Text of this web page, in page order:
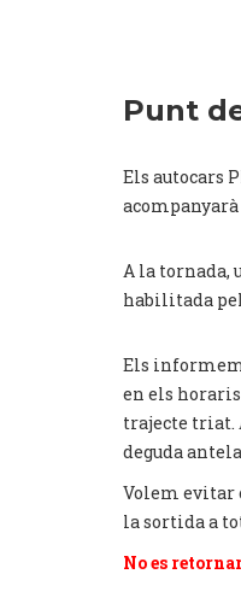
Punt
Els autocars
A la tornada,
habilitada
Els informem
en els
trajecte triat.
deguda
Volem evitar
la sortida a
No es